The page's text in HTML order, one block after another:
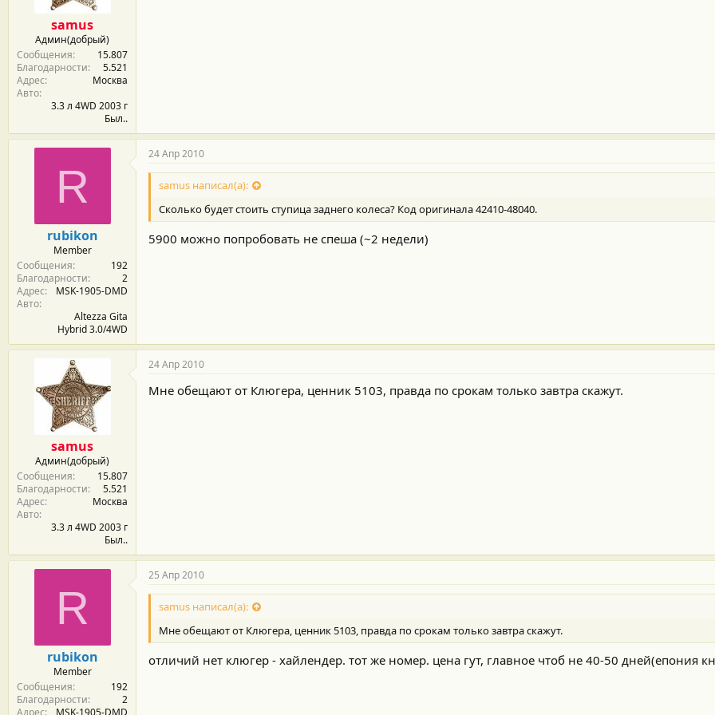
samus
Админ(добрый)
Сообщения
15.807
Благодарности
5.521
Адрес
Москва
Авто
3.3 л 4WD 2003 г
Был..
R
rubikon
Member
Сообщения
192
Благодарности
2
Адрес
MSK-1905-DMD
Авто
Altezza Gita
Hybrid 3.0/4WD
24 Апр 2010
samus написал(а):
Сколько будет стоить ступица заднего колеса? Код оригинала 42410-48040.
5900 можно попробовать не спеша (~2 недели)
samus
Админ(добрый)
Сообщения
15.807
Благодарности
5.521
Адрес
Москва
Авто
3.3 л 4WD 2003 г
Был..
24 Апр 2010
Мне обещают от Клюгера, ценник 5103, правда по срокам только завтра скажут.
R
rubikon
Member
Сообщения
192
Благодарности
2
Адрес
MSK-1905-DMD
25 Апр 2010
samus написал(а):
Мне обещают от Клюгера, ценник 5103, правда по срокам только завтра скажут.
отличий нет клюгер - хайлендер. тот же номер. цена гут, главное чтоб не 40-50 дней(епония